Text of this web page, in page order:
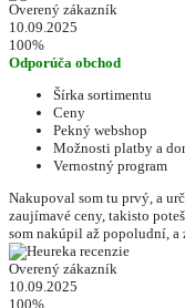
Overený zákazník
10.09.2025
100%
Odporúča obchod
Šírka sortimentu
Ceny
Pekný webshop
Možnosti platby a
Vernostný program
Nakupoval som tu prvý, a
zaujímavé ceny, takisto
som nakúpil až popoludní,
Overený zákazník
10.09.2025
100%